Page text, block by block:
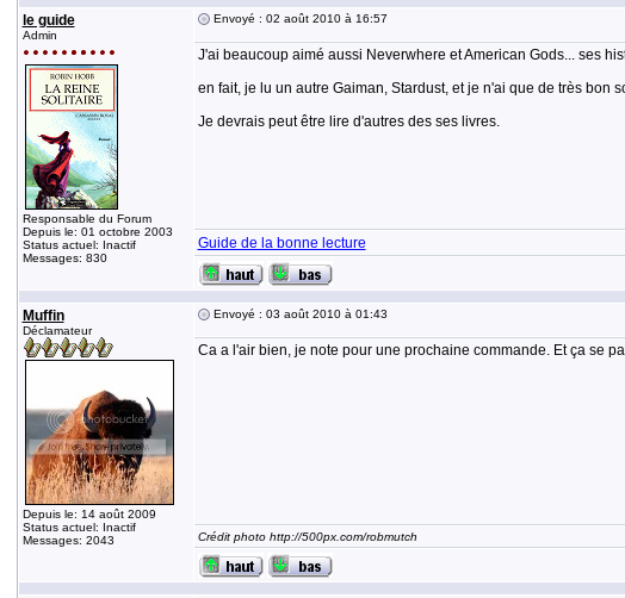
le guide
Admin
Responsable du Forum
Depuis le: 01 octobre 2003
Status actuel: Inactif
Messages: 830
Envoyé : 02 août 2010 à 16:57
J'ai beaucoup aimé aussi Neverwhere et American Gods... ses
en fait, je lu un autre Gaiman, Stardust, et je n'ai que de très bon
Je devrais peut être lire d'autres des ses livres.
Guide de la bonne lecture
Muffin
Déclamateur
Depuis le: 14 août 2009
Status actuel: Inactif
Messages: 2043
Envoyé : 03 août 2010 à 01:43
Ca a l'air bien, je note pour une prochaine commande. Et ça se
Crédit photo http://500px.com/robmutch